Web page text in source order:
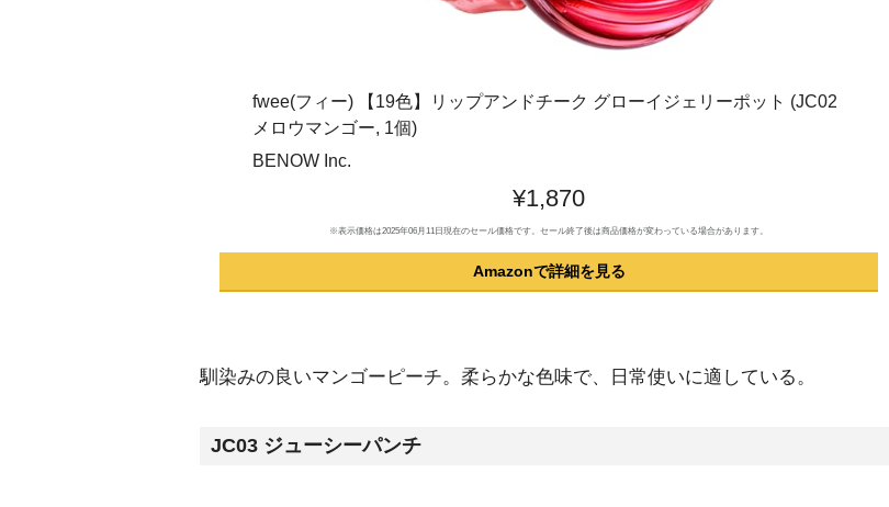
fwee(フィー) 【19色】リップアンドチーク グローイジェリーポット (JC02
メロウマンゴー, 1個)
BENOW Inc.
¥1,870
※表示価格は2025年06月11日現在のセール価格です。セール終了後は商品価格が変わっている場合があります。
Amazonで詳細を見る
馴染みの良いマンゴーピーチ。柔らかな色味で、日常使いに適している。
JC03 ジューシーパンチ